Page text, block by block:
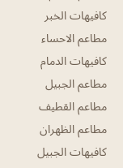
كافيهات الخبر
مطاعم الاحساء
كافيهات الدمام
مطاعم الجبيل
مطاعم القطيف
مطاعم الظهران
كافيهات الجبيل